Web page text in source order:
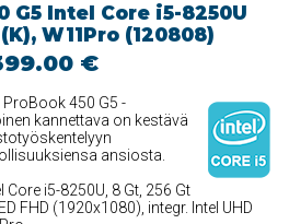
G5 Intel Core i5-8250U
W11Pro (120808)
€
450 G5 -
kannettava on kestävä
ansiosta.
Core i5-8250U, 8 Gt, 256 Gt
FHD (1920x1080), integr. Intel UHD